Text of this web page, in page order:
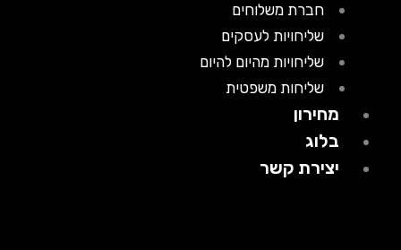
חברת משלוחים
שליחויות לעסקים
שליחויות מהיום להיום
שליחות משפטית
מחירון
בלוג
יצירת קשר